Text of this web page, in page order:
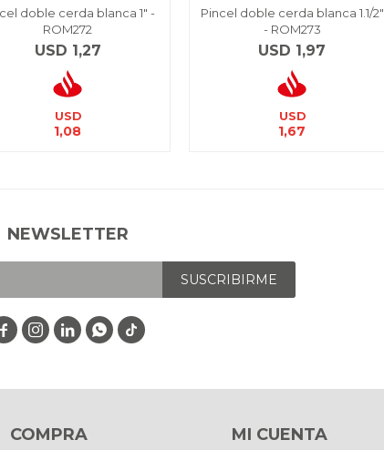
doble cerda blanca 1" -
ROM272
USD 1,27
USD
1,08
Pincel doble cerda blanca 1.1/2"
- ROM273
USD 1,97
USD
1,67
COMPRA MI CUENTA
NEWSLETTER
SUSCRIBIRME
   